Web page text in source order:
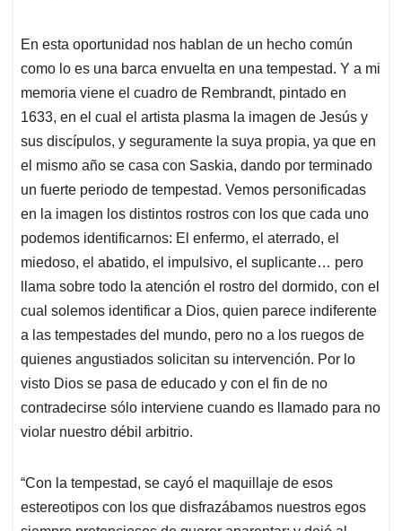
En esta oportunidad nos hablan de un hecho común
como lo es una barca envuelta en una tempestad. Y a mi
memoria viene el cuadro de Rembrandt, pintado en
1633, en el cual el artista plasma la imagen de Jesús y
sus discípulos, y seguramente la suya propia, ya que en
el mismo año se casa con Saskia, dando por terminado
un fuerte periodo de tempestad. Vemos personificadas
en la imagen los distintos rostros con los que cada uno
podemos identificarnos: El enfermo, el aterrado, el
miedoso, el abatido, el impulsivo, el suplicante… pero
llama sobre todo la atención el rostro del dormido, con el
cual solemos identificar a Dios, quien parece indiferente
a las tempestades del mundo, pero no a los ruegos de
quienes angustiados solicitan su intervención. Por lo
visto Dios se pasa de educado y con el fin de no
contradecirse sólo interviene cuando es llamado para no
violar nuestro débil arbitrio.
“Con la tempestad, se cayó el maquillaje de esos
estereotipos con los que disfrazábamos nuestros egos